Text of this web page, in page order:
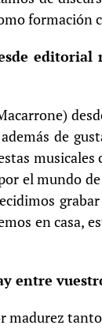
formación
de
el mundo
en casa,
entre
madurez